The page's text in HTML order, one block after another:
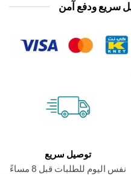
ودفع آمن
توصيل سريع
اليوم للطلبات قبل 8 مساءً